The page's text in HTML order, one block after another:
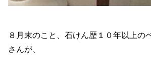
８月末のこと、石けん歴１０年以上の
さんが、